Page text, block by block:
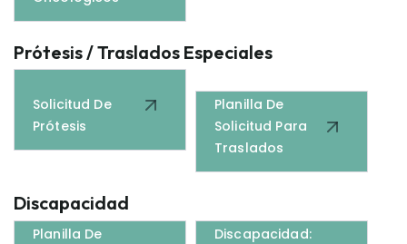
Prótesis / Traslados Especiales
Solicitud De
Prótesis
Planilla De
Solicitud Para
Traslados
Discapacidad
Planilla De
Discapacidad: